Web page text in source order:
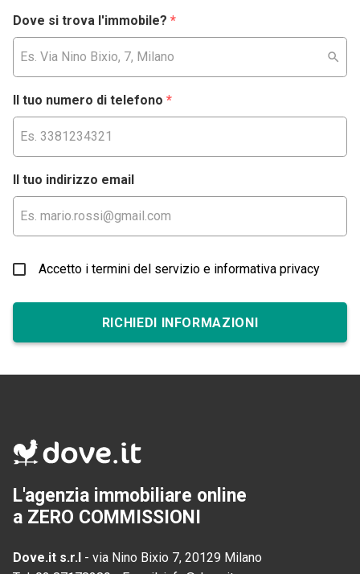
Dove si trova l'immobile? *
Il tuo numero di telefono *
Il tuo indirizzo email
Accetto i termini del servizio e informativa privacy
RICHIEDI INFORMAZIONI
L'agenzia immobiliare online
a ZERO COMMISSIONI
Dove.it s.r.l - via Nino Bixio 7, 20129 Milano